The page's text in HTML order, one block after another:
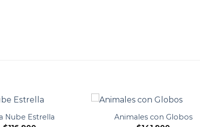
Nube Estrella
Animales con Globos